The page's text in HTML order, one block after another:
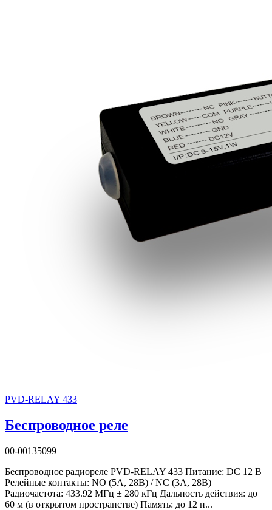
PVD-RELAY 433
Беспроводное реле
00-00135099
Беспроводное радиореле PVD-RELAY 433 Питание: DC 12 В
Релейные контакты: NO (5А, 28В) / NC (3А, 28В)
Радиочастота: 433.92 МГц ± 280 кГц Дальность действия: до
60 м (в открытом пространстве) Память: до 12 н...